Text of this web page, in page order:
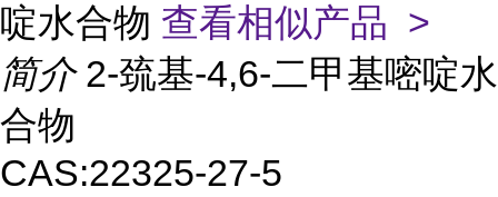
啶水合物 查看相似产品 >
简介 2-巯基-4,6-二甲基嘧啶水
合物
CAS:22325-27-5